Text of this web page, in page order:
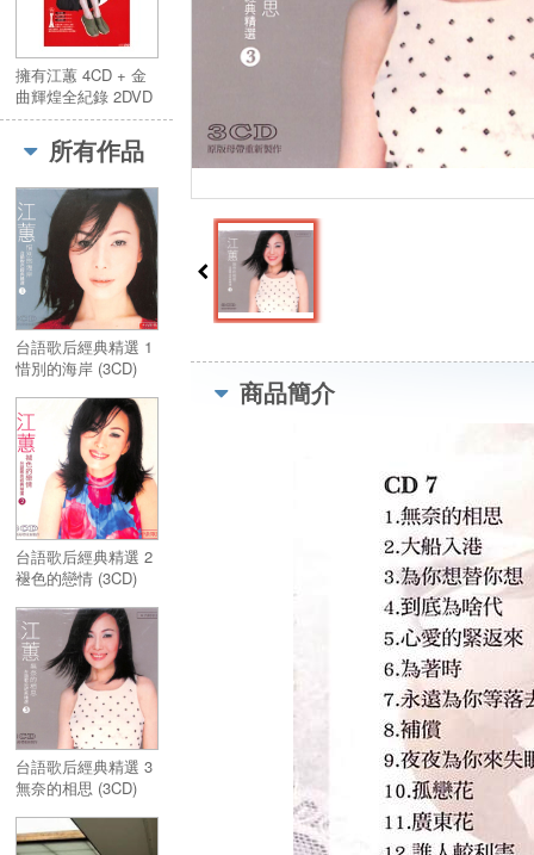
擁有江蕙 4CD + 金
曲輝煌全紀錄 2DVD
所有作品
台語歌后經典精選 1
惜別的海岸 (3CD)
台語歌后經典精選 2
褪色的戀情 (3CD)
台語歌后經典精選 3
無奈的相思 (3CD)
商品簡介